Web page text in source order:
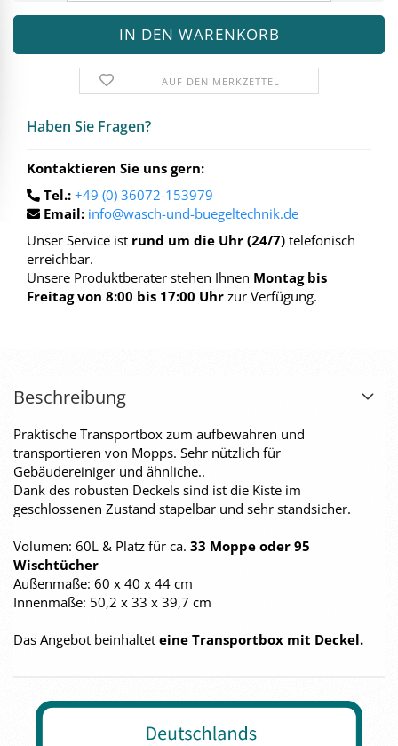
AUF DEN MERKZETTEL
Haben Sie Fra­gen?
Kontaktieren Sie uns gern:
Tel.: +49 (0) 36072-153979
Email: info@wasch-und-buegeltechnik.de
Unser Service ist rund um die Uhr (24/7) telefonisch
erreichbar.
Unsere Produktberater stehen Ihnen Montag bis
Freitag von 8:00 bis 17:00 Uhr zur Verfügung.
Beschreibung
Praktische Transportbox zum aufbewahren und
transportieren von Mopps. Sehr nützlich für
Gebäudereiniger und ähnliche..
Dank des robusten Deckels sind ist die Kiste im
geschlossenen Zustand stapelbar und sehr standsicher.
Volumen: 60L & Platz für ca. 33 Moppe oder 95
Wischtücher
Außenmaße: 60 x 40 x 44 cm
Innenmaße: 50,2 x 33 x 39,7 cm
Das Angebot beinhaltet eine Transportbox mit Deckel.